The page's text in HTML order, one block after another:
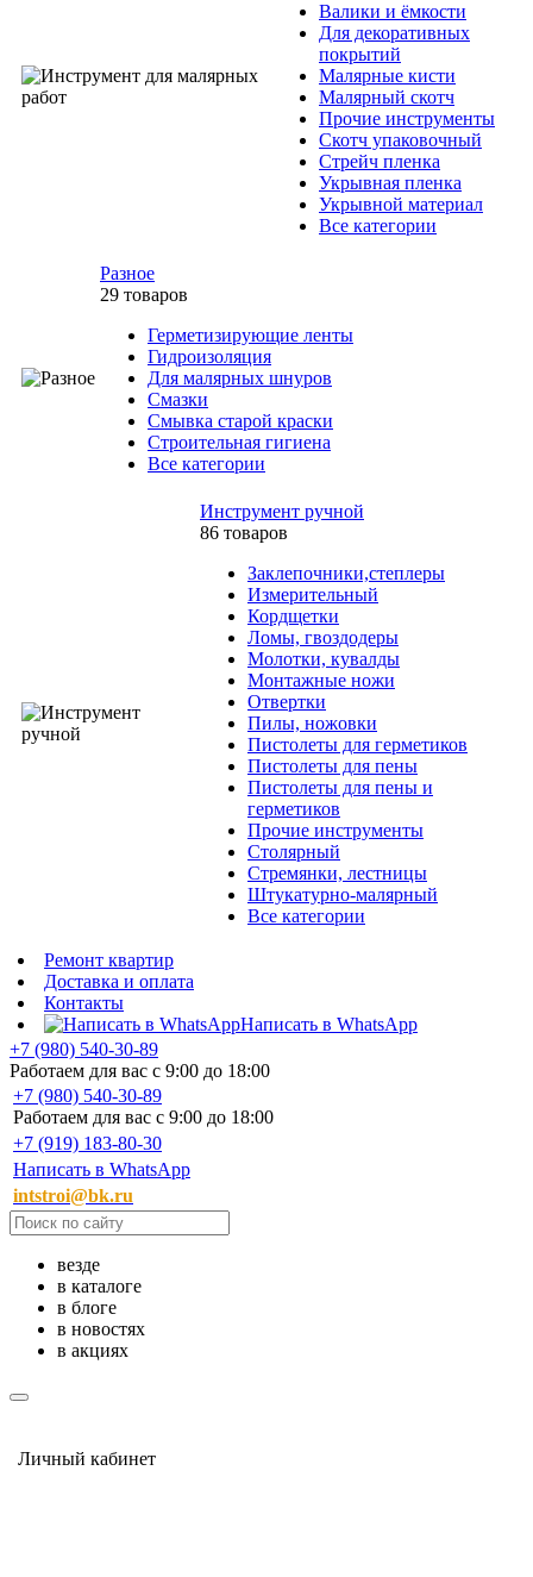
Валики и ёмкости
Для декоративных
покрытий
Малярные кисти
Малярный скотч
Прочие инструменты
Скотч упаковочный
Стрейч пленка
Укрывная пленка
Укрывной материал
Все категории
Разное
29 товаров
Герметизирующие ленты
Гидроизоляция
Для малярных шнуров
Смазки
Смывка старой краски
Строительная гигиена
Все категории
Инструмент ручной
86 товаров
Заклепочники,степлеры
Измерительный
Кордщетки
Ломы, гвоздодеры
Молотки, кувалды
Монтажные ножи
Отвертки
Пилы, ножовки
Пистолеты для герметиков
Пистолеты для пены
Пистолеты для пены и
герметиков
Прочие инструменты
Столярный
Стремянки, лестницы
Штукатурно-малярный
Все категории
Ремонт квартир
Доставка и оплата
Контакты
Написать в WhatsApp
+7 (980) 540-30-89
Работаем для вас с 9:00 до 18:00
+7 (980) 540-30-89
Работаем для вас с 9:00 до 18:00
+7 (919) 183-80-30
Написать в WhatsApp
intstroi@bk.ru
везде
в каталоге
в блоге
в новостях
в акциях
Личный кабинет